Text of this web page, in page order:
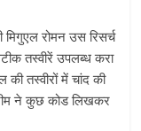
मिगुएल रोमन उस रिसर्च
तस्वीरें उपलब्ध करा
तस्वीरों में चांद की
टीम ने कुछ कोड लिखकर